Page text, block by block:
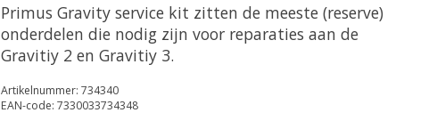
Primus Gravity service kit zitten de meeste (reserve)
onderdelen die nodig zijn voor reparaties aan de
Gravitiy 2 en Gravitiy 3.
Artikelnummer: 734340
EAN-code: 7330033734348